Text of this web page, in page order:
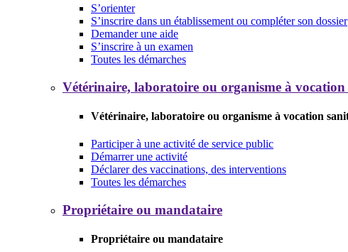
S’orienter
S’inscrire dans un établissement ou compléter son dossier
Demander une aide
S’inscrire à un examen
Toutes les démarches
Vétérinaire, laboratoire ou organisme à
Vétérinaire, laboratoire ou organisme à vocation
Participer à une activité de service public
Démarrer une activité
Déclarer des vaccinations, des interventions
Toutes les démarches
Propriétaire ou mandataire
Propriétaire ou mandataire